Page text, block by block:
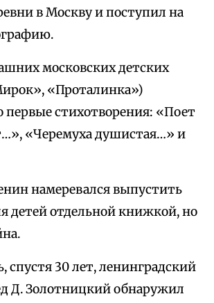
в Москву и поступил на
московских детских
«Проталинка»)
первые стихотворения: «Поет
«Черемуха душистая…» и
намеревался выпустить
детей отдельной книжкой, но
спустя 30 лет, ленинградский
Д. Золотницкий обнаружил